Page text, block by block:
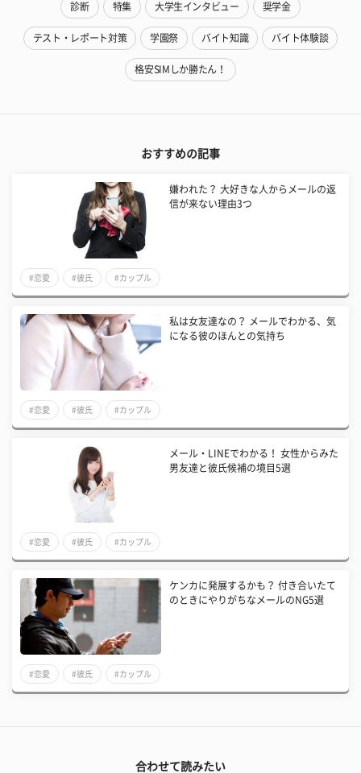
診断 特集 大学生インタビュー 奨学金
テスト・レポート対策 学園祭 バイト知識 バイト体験談
格安SIMしか勝たん！
おすすめの記事
嫌われた？ 大好きな人からメールの返
信が来ない理由3つ
#恋愛 #彼氏 #カップル
私は女友達なの？ メールでわかる、気
になる彼のほんとの気持ち
#恋愛 #彼氏 #カップル
メール・LINEでわかる！ 女性からみた
男友達と彼氏候補の境目5選
#恋愛 #彼氏 #カップル
ケンカに発展するかも？ 付き合いたて
のときにやりがちなメールのNG5選
#恋愛 #彼氏 #カップル
合わせて読みたい